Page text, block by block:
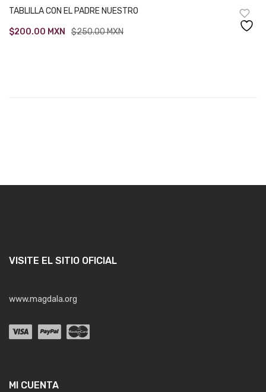
TABLILLA CON EL PADRE NUESTRO
$250.00MXN
Original
$200.00 MXN
Current
VISITE EL SITIO OFICIAL
www.magdala.org
MI CUENTA